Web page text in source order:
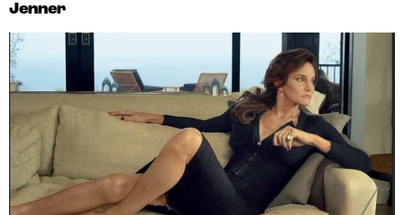
Jenner